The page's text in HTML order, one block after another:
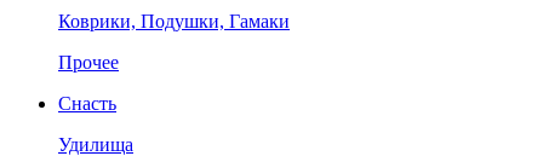
Коврики, Подушки, Гамаки
Прочее
Снасть
Удилища